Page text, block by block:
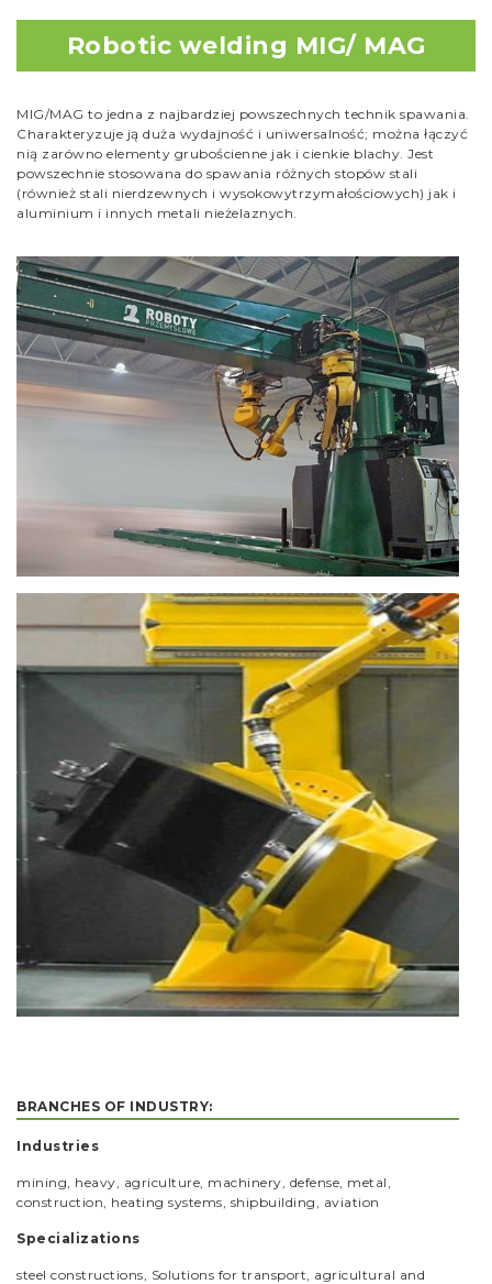
Robotic welding MIG/ MAG
MIG/MAG to jedna z najbardziej powszechnych technik spawania.
Charakteryzuje ją duża wydajność i uniwersalność; można łączyć
nią zarówno elementy grubościenne jak i cienkie blachy. Jest
powszechnie stosowana do spawania różnych stopów stali
(również stali nierdzewnych i wysokowytrzymałościowych) jak i
aluminium i innych metali nieżelaznych.
BRANCHES OF INDUSTRY:
Industries
mining, heavy, agriculture, machinery, defense, metal,
construction, heating systems, shipbuilding, aviation
Specializations
steel constructions, Solutions for transport, agricultural and